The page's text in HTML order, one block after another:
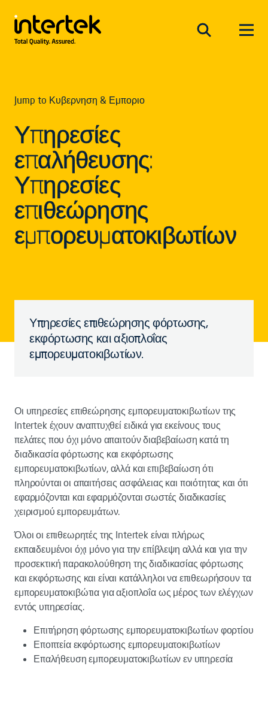
Jump to Κυβερνηση & Εμποριο
Υπηρεσίες
επαλήθευσης:
Υπηρεσίες
επιθεώρησης
εμπορευματοκιβωτίων
Υπηρεσίες επιθεώρησης φόρτωσης,
εκφόρτωσης και αξιοπλοΐας
εμπορευματοκιβωτίων.
Οι υπηρεσίες επιθεώρησης εμπορευματοκιβωτίων της
Intertek έχουν αναπτυχθεί ειδικά για εκείνους τους
πελάτες που όχι μόνο απαιτούν διαβεβαίωση κατά τη
διαδικασία φόρτωσης και εκφόρτωσης
εμπορευματοκιβωτίων, αλλά και επιβεβαίωση ότι
πληρούνται οι απαιτήσεις ασφάλειας και ποιότητας και ότι
εφαρμόζονται και εφαρμόζονται σωστές διαδικασίες
χειρισμού εμπορευμάτων.
Όλοι οι επιθεωρητές της Intertek είναι πλήρως
εκπαιδευμένοι όχι μόνο για την επίβλεψη αλλά και για την
προσεκτική παρακολούθηση της διαδικασίας φόρτωσης
και εκφόρτωσης και είναι κατάλληλοι να επιθεωρήσουν τα
εμπορευματοκιβώτια για αξιοπλοΐα ως μέρος των ελέγχων
εντός υπηρεσίας.
Επιτήρηση φόρτωσης εμπορευματοκιβωτίων φορτίου
Εποπτεία εκφόρτωσης εμπορευματοκιβωτίων
Επαλήθευση εμπορευματοκιβωτίων εν υπηρεσία